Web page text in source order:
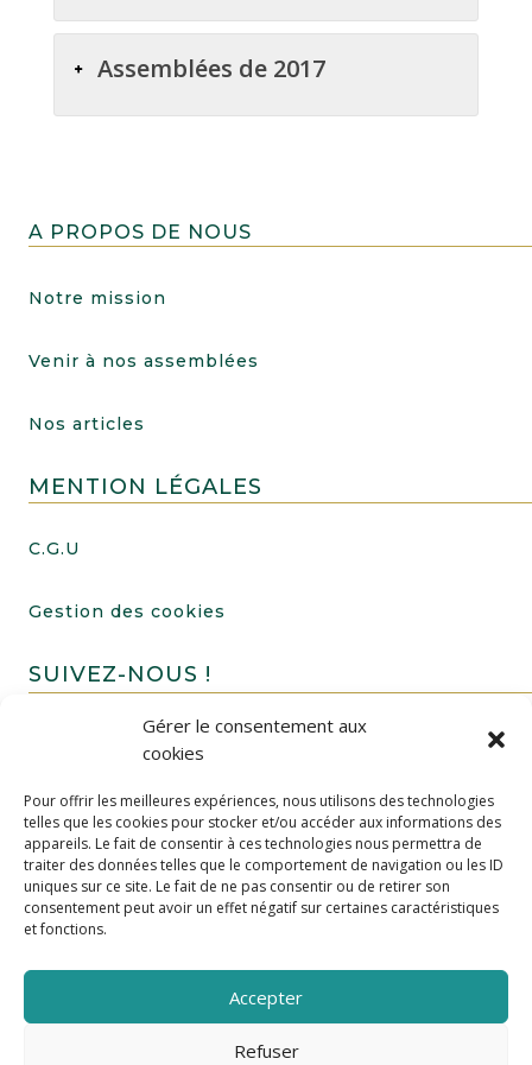
Gérer le consentement aux
cookies
Pour offrir les meilleures expériences, nous utilisons des technologies
telles que les cookies pour stocker et/ou accéder aux informations des
appareils. Le fait de consentir à ces technologies nous permettra de
traiter des données telles que le comportement de navigation ou les ID
uniques sur ce site. Le fait de ne pas consentir ou de retirer son
consentement peut avoir un effet négatif sur certaines caractéristiques
et fonctions.
Accepter
Refuser
Assemblées de 2017
A PROPOS DE NOUS
Notre mission
Venir à nos assemblées
Nos articles
MENTION LÉGALES
C.G.U
Gestion des cookies
SUIVEZ-NOUS !
FAIRE UN DON